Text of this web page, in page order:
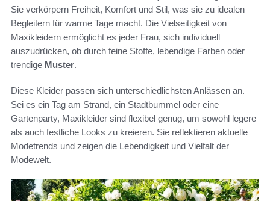
Sie verkörpern Freiheit, Komfort und Stil, was sie zu idealen
Begleitern für warme Tage macht. Die Vielseitigkeit von
Maxikleidern ermöglicht es jeder Frau, sich individuell
auszudrücken, ob durch feine Stoffe, lebendige Farben oder
trendige Muster.
Diese Kleider passen sich unterschiedlichsten Anlässen an.
Sei es ein Tag am Strand, ein Stadtbummel oder eine
Gartenparty, Maxikleider sind flexibel genug, um sowohl legere
als auch festliche Looks zu kreieren. Sie reflektieren aktuelle
Modetrends und zeigen die Lebendigkeit und Vielfalt der
Modewelt.